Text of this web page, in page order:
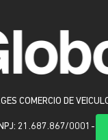
COMERCIO DE
21.687.867/0001-37